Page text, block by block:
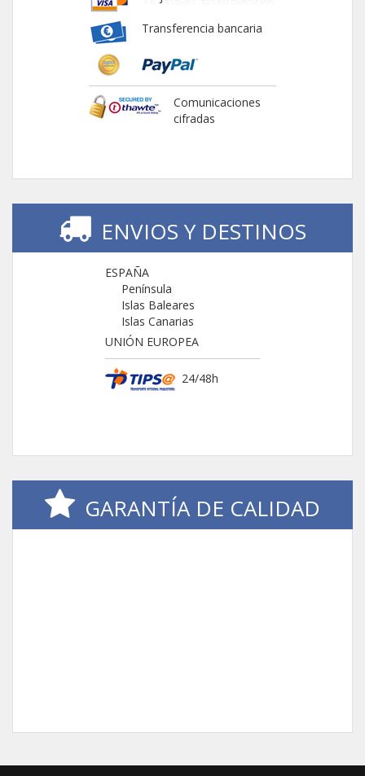
Transferencia bancaria
Comunicaciones
cifradas
ENVIOS Y DESTINOS
ESPAÑA
Península
Islas Baleares
Islas Canarias
UNIÓN EUROPEA
24/48h
GARANTÍA DE CALIDAD